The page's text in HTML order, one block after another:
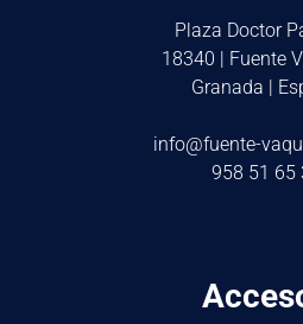
Plaza Doctor
18340 | Fuente
Granada |
info@fuente-
958 51 65